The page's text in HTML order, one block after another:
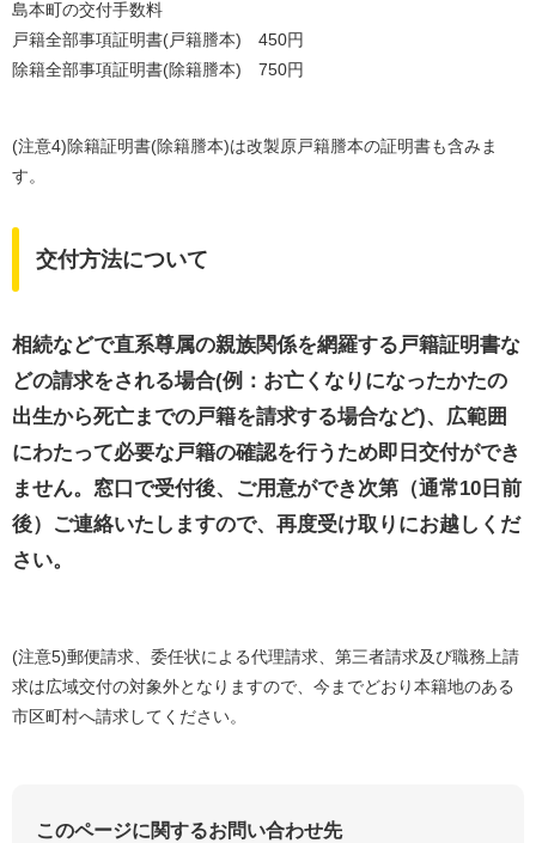
島本町の交付手数料
戸籍全部事項証明書(戸籍謄本) 450円
除籍全部事項証明書(除籍謄本) 750円
(注意4)除籍証明書(除籍謄本)は改製原戸籍謄本の証明書も含みま
す。
交付方法について
相続などで直系尊属の親族関係を網羅する戸籍証明書な
どの請求をされる場合(例：お亡くなりになったかたの
出生から死亡までの戸籍を請求する場合など)、広範囲
にわたって必要な戸籍の確認を行うため即日交付ができ
ません。窓口で受付後、ご用意ができ次第（通常10日前
後）ご連絡いたしますので、再度受け取りにお越しくだ
さい。
(注意5)郵便請求、委任状による代理請求、第三者請求及び職務上請
求は広域交付の対象外となりますので、今までどおり本籍地のある
市区町村へ請求してください。
このページに関するお問い合わせ先